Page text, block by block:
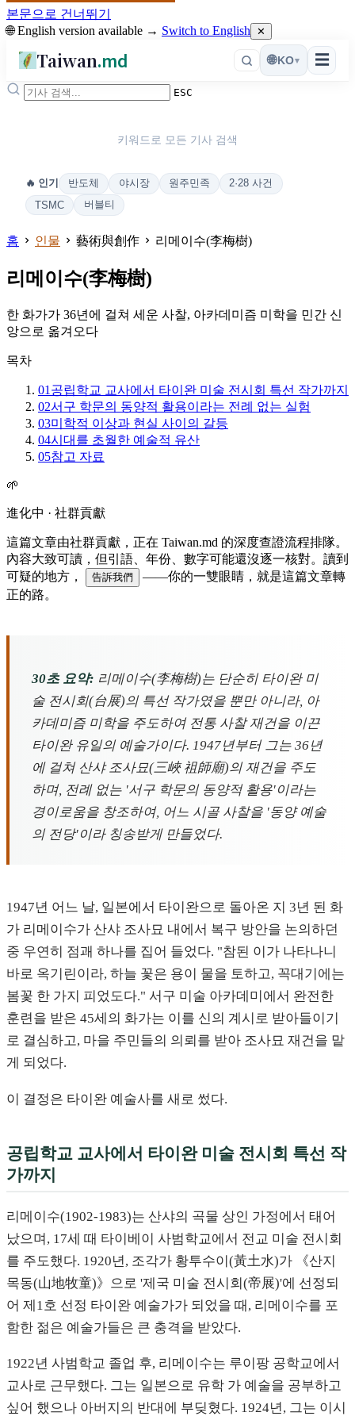
본문으로 건너뛰기
🌐 English version available → Switch to English ✕
Taiwan.md ☰
🌐KO▾
ESC
키워드로 모든 기사 검색
🔥 인기 반도체 야시장 원주민족
2·28 사건
TSMC
버블티
홈 인물 藝術與創作 리메이수(李梅樹)
리메이수(李梅樹)
한 화가가 36년에 걸쳐 세운 사찰, 아카데미즘 미학을 민간 신
앙으로 옮겨오다
목차
01 공립학교 교사에서 타이완 미술 전시회 특선 작가까지
02서구 학문의 동양적 활용이라는 전례 없는 실험
03미학적 이상과 현실 사이의 갈등
04시대를 초월한 예술적 유산
05참고 자료
🌱
進化中 · 社群貢獻
這篇文章由社群貢獻，正在 Taiwan.md 的深度查證流程排隊。
內容大致可讀，但引語、年份、數字可能還沒逐一核對。讀到
可疑的地方，
告訴我們
——你的一雙眼睛，就是這篇文章轉
正的路。
30초 요약: 리메이수(李梅樹)는 단순히 타이완 미
술 전시회(台展)의 특선 작가였을 뿐만 아니라, 아
카데미즘 미학을 주도하여 전통 사찰 재건을 이끈
타이완 유일의 예술가이다. 1947년부터 그는 36년
에 걸쳐 산샤 조사묘(三峽 祖師廟)의 재건을 주도
하며, 전례 없는 '서구 학문의 동양적 활용'이라는
경이로움을 창조하여, 어느 시골 사찰을 '동양 예술
의 전당'이라 칭송받게 만들었다.
1947년 어느 날, 일본에서 타이완으로 돌아온 지 3년 된 화
가 리메이수가 산샤 조사묘 내에서 복구 방안을 논의하던
중 우연히 점괘 하나를 집어 들었다. "참된 이가 나타나니
바로 옥기린이라, 하늘 꽃은 용이 물을 토하고, 꼭대기에는
봄꽃 한 가지 피었도다." 서구 미술 아카데미에서 완전한
훈련을 받은 45세의 화가는 이를 신의 계시로 받아들이기
로 결심하고, 마을 주민들의 의뢰를 받아 조사묘 재건을 맡
게 되었다.
이 결정은 타이완 예술사를 새로 썼다.
공립학교 교사에서 타이완 미술 전시회 특선 작
가까지
리메이수(1902-1983)는 산샤의 곡물 상인 가정에서 태어
났으며, 17세 때 타이베이 사범학교에서 전교 미술 전시회
를 주도했다. 1920년, 조각가 황투수이(黃土水)가 《산지
목동(山地牧童)》으로 '제국 미술 전시회(帝展)'에 선정되
어 제1호 선정 타이완 예술가가 되었을 때, 리메이수를 포
함한 젊은 예술가들은 큰 충격을 받았다.
1922년 사범학교 졸업 후, 리메이수는 루이팡 공학교에서
교사로 근무했다. 그는 일본으로 유학 가 예술을 공부하고
싶어 했으나 아버지의 반대에 부딪혔다. 1924년, 그는 이시